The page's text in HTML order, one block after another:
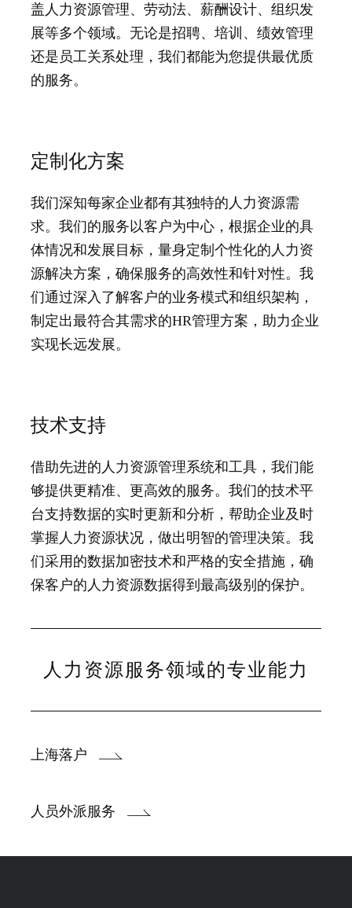
盖人力资源管理、劳动法、薪酬设计、组织发
展等多个领域。无论是招聘、培训、绩效管理
还是员工关系处理，我们都能为您提供最优质
的服务。
定制化方案
我们深知每家企业都有其独特的人力资源需
求。我们的服务以客户为中心，根据企业的具
体情况和发展目标，量身定制个性化的人力资
源解决方案，确保服务的高效性和针对性。我
们通过深入了解客户的业务模式和组织架构，
制定出最符合其需求的HR管理方案，助力企业
实现长远发展。
技术支持
借助先进的人力资源管理系统和工具，我们能
够提供更精准、更高效的服务。我们的技术平
台支持数据的实时更新和分析，帮助企业及时
掌握人力资源状况，做出明智的管理决策。我
们采用的数据加密技术和严格的安全措施，确
保客户的人力资源数据得到最高级别的保护。
人力资源服务领域的专业能力
上海落户
人员外派服务